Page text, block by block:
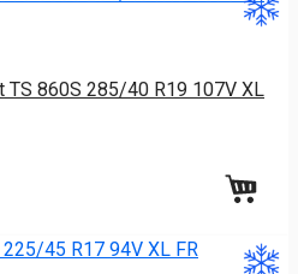
TS 860S 285/40 R19 107V XL